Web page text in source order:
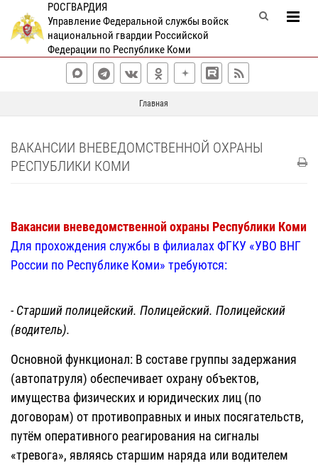
РОСГВАРДИЯ
Управление Федеральной службы войск
национальной гвардии Российской
Федерации по Республике Коми
Главная
ВАКАНСИИ ВНЕВЕДОМСТВЕННОЙ ОХРАНЫ
РЕСПУБЛИКИ КОМИ
Вакансии вневедомственной охраны Республики Коми
Для прохождения службы в филиалах ФГКУ «УВО ВНГ
России по Республике Коми» требуются:
- Старший полицейский. Полицейский. Полицейский
(водитель).
Основной функционал: В составе группы задержания
(автопатруля) обеспечивает охрану объектов,
имущества физических и юридических лиц (по
договорам) от противоправных и иных посягательств,
путём оперативного реагирования на сигналы
«тревога», являясь старшим наряда или водителем